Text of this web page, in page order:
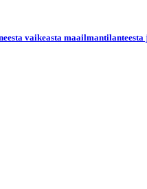
vaikeasta